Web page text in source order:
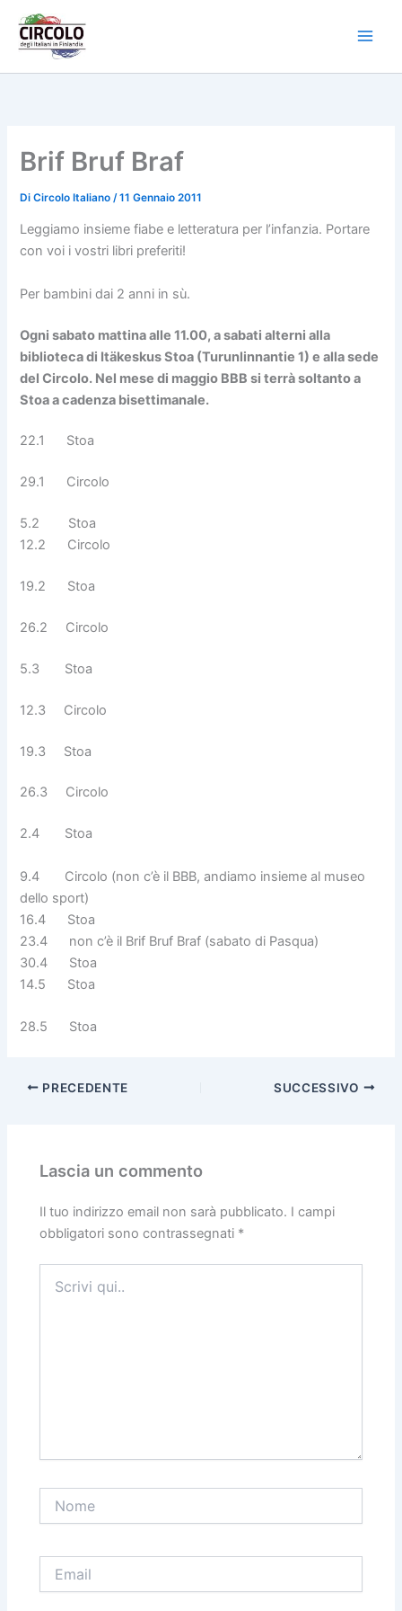
contenuto
Brif Bruf Braf
DiCircolo Italiano /11 Gennaio 2011
Leggiamo insieme fiabe e letteratura per l’infanzia. Portare
con voi i vostri libri preferiti!
Per bambini dai 2 anni in sù.
Ogni sabato mattina alle 11.00, a sabati alterni alla
biblioteca di Itäkeskus Stoa (Turunlinnantie 1) e alla sede
del Circolo. Nel mese di maggio BBB si terrà soltanto a
Stoa a cadenza bisettimanale.
22.1 Stoa
29.1 Circolo
5.2 Stoa
12.2 Circolo
19.2 Stoa
26.2 Circolo
5.3 Stoa
12.3 Circolo
19.3 Stoa
26.3 Circolo
2.4 Stoa
9.4 Circolo (non c’è il BBB, andiamo insieme al museo
dello sport)
16.4 Stoa
23.4 non c’è il Brif Bruf Braf (sabato di Pasqua)
30.4 Stoa
14.5 Stoa
28.5 Stoa
PRECEDENTE SUCCESSIVO
Lascia un commento
Il tuo indirizzo email non sarà pubblicato. I campi
obbligatori sono contrassegnati *
qui..